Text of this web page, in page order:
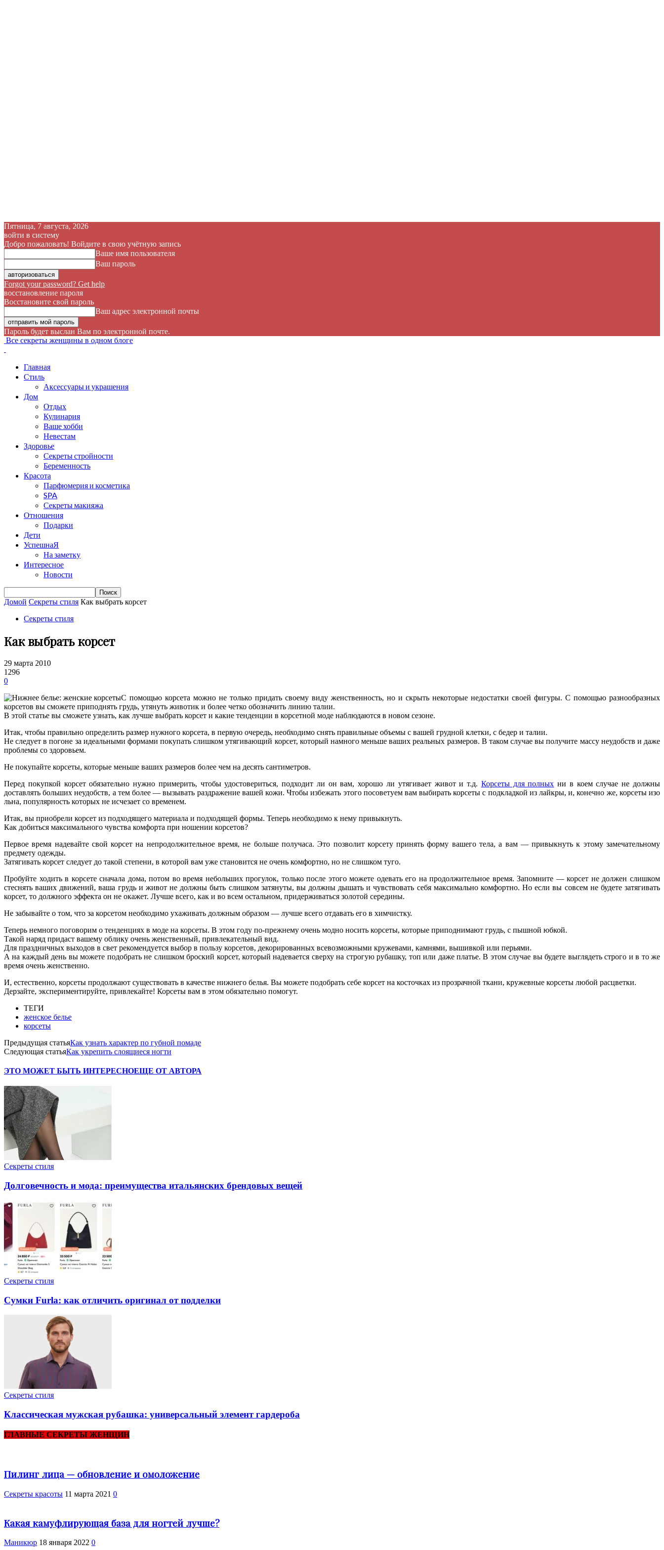
Пятница, 7 августа, 2026
войти в систему
Добро пожаловать! Войдите в свою учётную запись
Ваше имя пользователя
Ваш пароль
Forgot your password? Get help
восстановление пароля
Восстановите свой пароль
Ваш адрес электронной почты
Пароль будет выслан Вам по электронной почте.
Все секреты женщины в одном блоге
Главная
Стиль
Аксессуары и украшения
Дом
Отдых
Кулинария
Ваше хобби
Невестам
Здоровье
Секреты стройности
Беременность
Красота
Парфюмерия и косметика
SPA
Секреты макияжа
Отношения
Подарки
Дети
УспешнаЯ
На заметку
Интересное
Новости
Домой Секреты стиля Как выбрать корсет
Секреты стиля
Как выбрать корсет
29 марта 2010
1296
0
С помощью корсета можно не только придать своему виду женственность, но и скрыть некоторые недостатки своей фигуры. С помощью разнообразных
корсетов вы сможете приподнять грудь, утянуть животик и более четко обозначить линию талии.
В этой статье вы сможете узнать, как лучше выбрать корсет и какие тенденции в корсетной моде наблюдаются в новом сезоне.
Итак, чтобы правильно определить размер нужного корсета, в первую очередь, необходимо снять правильные объемы с вашей грудной клетки, с бедер и талии.
Не следует в погоне за идеальными формами покупать слишком утягивающий корсет, который намного меньше ваших реальных размеров. В таком случае вы получите массу неудобств и даже
проблемы со здоровьем.
Не покупайте корсеты, которые меньше ваших размеров более чем на десять сантиметров.
Перед покупкой корсет обязательно нужно примерить, чтобы удостовериться, подходит ли он вам, хорошо ли утягивает живот и т.д. Корсеты для полных ни в коем случае не должны
доставлять больших неудобств, а тем более — вызывать раздражение вашей кожи. Чтобы избежать этого посоветуем вам выбирать корсеты с подкладкой из лайкры, и, конечно же, корсеты изо
льна, популярность которых не исчезает со временем.
Итак, вы приобрели корсет из подходящего материала и подходящей формы. Теперь необходимо к нему привыкнуть.
Как добиться максимального чувства комфорта при ношении корсетов?
Первое время надевайте свой корсет на непродолжительное время, не больше получаса. Это позволит корсету принять форму вашего тела, а вам — привыкнуть к этому замечательному
предмету одежды.
Затягивать корсет следует до такой степени, в которой вам уже становится не очень комфортно, но не слишком туго.
Пробуйте ходить в корсете сначала дома, потом во время небольших прогулок, только после этого можете одевать его на продолжительное время. Запомните — корсет не должен слишком
стеснять ваших движений, ваша грудь и живот не должны быть слишком затянуты, вы должны дышать и чувствовать себя максимально комфортно. Но если вы совсем не будете затягивать
корсет, то должного эффекта он не окажет. Лучше всего, как и во всем остальном, придерживаться золотой середины.
Не забывайте о том, что за корсетом необходимо ухаживать должным образом — лучше всего отдавать его в химчистку.
Теперь немного поговорим о тенденциях в моде на корсеты. В этом году по-прежнему очень модно носить корсеты, которые приподнимают грудь, с пышной юбкой.
Такой наряд придаст вашему облику очень женственный, привлекательный вид.
Для праздничных выходов в свет рекомендуется выбор в пользу корсетов, декорированных всевозможными кружевами, камнями, вышивкой или перьями.
А на каждый день вы можете подобрать не слишком броский корсет, который надевается сверху на строгую рубашку, топ или даже платье. В этом случае вы будете выглядеть строго и в то же
время очень женственно.
И, естественно, корсеты продолжают существовать в качестве нижнего белья. Вы можете подобрать себе корсет на косточках из прозрачной ткани, кружевные корсеты любой расцветки.
Дерзайте, экспериментируйте, привлекайте! Корсеты вам в этом обязательно помогут.
ТЕГИ
женское белье
корсеты
Предыдущая статьяКак узнать характер по губной помаде
Следующая статьяКак укрепить слоящиеся ногти
ЭТО МОЖЕТ БЫТЬ ИНТЕРЕСНОЕЩЕ ОТ АВТОРА
Секреты стиля
Долговечность и мода: преимущества итальянских брендовых вещей
Секреты стиля
Сумки Furla: как отличить оригинал от подделки
Секреты стиля
Классическая мужская рубашка: универсальный элемент гардероба
ГЛАВНЫЕ СЕКРЕТЫ ЖЕНЩИН
Пилинг лица — обновление и омоложение
Секреты красоты 11 марта 2021 0
Какая камуфлирующая база для ногтей лучше?
Маникюр 18 января 2022 0